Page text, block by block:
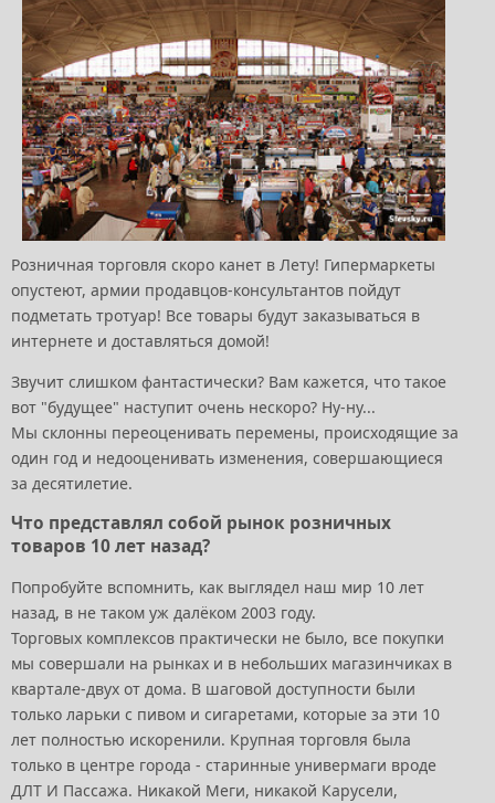
Розничная торговля скоро канет в Лету! Гипермаркеты
опустеют, армии продавцов-консультантов пойдут
подметать тротуар! Все товары будут заказываться в
интернете и доставляться домой!
Звучит слишком фантастически? Вам кажется, что такое
вот "будущее" наступит очень нескоро? Ну-ну...
Мы склонны переоценивать перемены, происходящие за
один год и недооценивать изменения, совершающиеся
за десятилетие.
Что представлял собой рынок розничных
товаров 10 лет назад?
Попробуйте вспомнить, как выглядел наш мир 10 лет
назад, в не таком уж далёком 2003 году.
Торговых комплексов практически не было, все покупки
мы совершали на рынках и в небольших магазинчиках в
квартале-двух от дома. В шаговой доступности были
только ларьки с пивом и сигаретами, которые за эти 10
лет полностью искоренили. Крупная торговля была
только в центре города - старинные универмаги вроде
ДЛТ И Пассажа. Никакой Меги, никакой Карусели,